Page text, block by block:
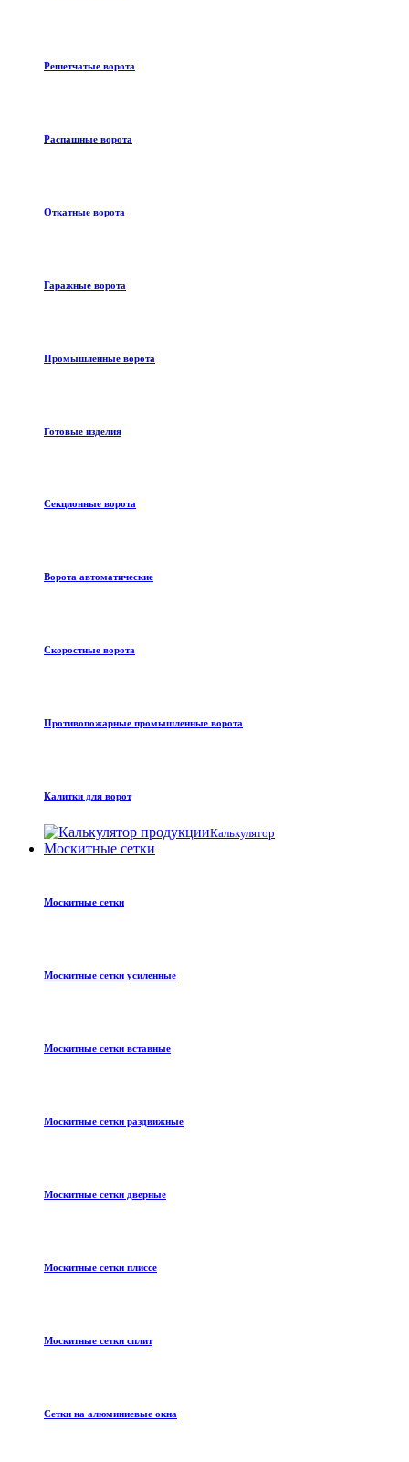
Решетчатые ворота
Распашные ворота
Откатные ворота
Гаражные ворота
Промышленные ворота
Готовые изделия
Секционные ворота
Ворота автоматические
Скоростные ворота
Противопожарные промышленные ворота
Калитки для ворот
Калькулятор
Москитные сетки
Москитные сетки
Москитные сетки усиленные
Москитные сетки вставные
Москитные сетки раздвижные
Москитные сетки дверные
Москитные сетки плиссе
Москитные сетки сплит
Сетки на алюминиевые окна